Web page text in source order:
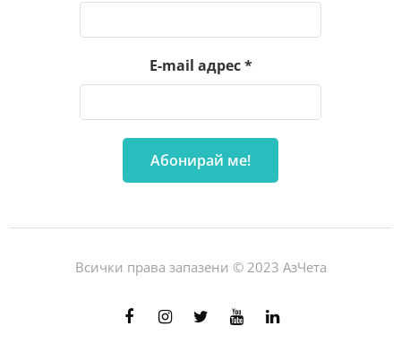
E-mail адрес*
Всички права запазени © 2023 АзЧета